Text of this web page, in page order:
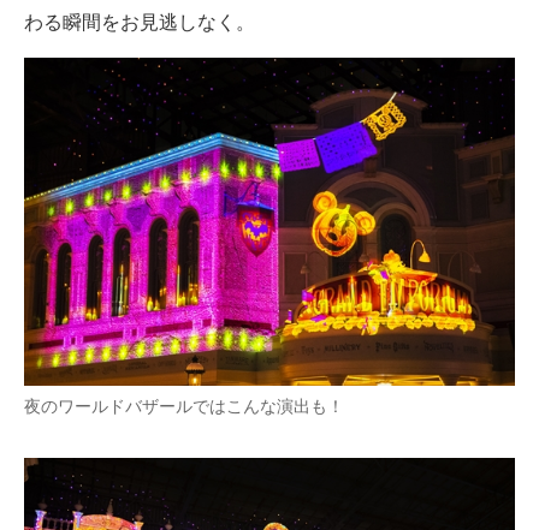
わる瞬間をお見逃しなく。
夜のワールドバザールではこんな演出も！